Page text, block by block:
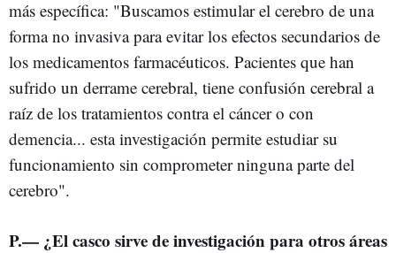
más específica: "Buscamos estimular el cerebro de una
forma no invasiva para evitar los efectos secundarios de
los medicamentos farmacéuticos. Pacientes que han
sufrido un derrame cerebral, tiene confusión cerebral a
raíz de los tratamientos contra el cáncer o con
demencia... esta investigación permite estudiar su
funcionamiento sin comprometer ninguna parte del
cerebro".
P.— ¿El casco sirve de investigación para otros áreas